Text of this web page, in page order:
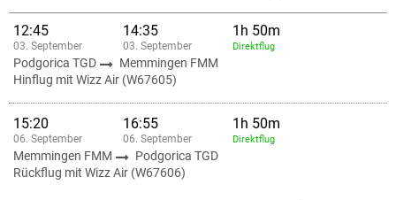
12:45
03. September
14:35
03. September
1h 50m
Direktflug
Podgorica TGD
Memmingen FMM
Hinflug mit Wizz Air (W67605)
15:20
06. September
16:55
06. September
1h 50m
Direktflug
Memmingen FMM
Podgorica TGD
Rückflug mit Wizz Air (W67606)